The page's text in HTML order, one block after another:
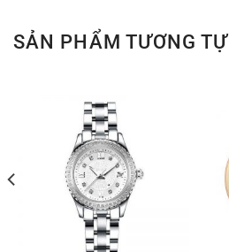
SẢN PHẨM TƯƠNG TỰ